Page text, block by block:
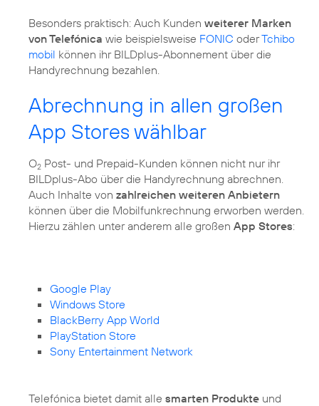
Besonders praktisch: Auch Kunden weiterer Marken
von Telefónica wie beispielsweise FONIC oderTchibo
mobil können ihr BILDplus-Abonnement über die
Handyrechnung bezahlen.
Abrechnung in allen großen
App Stores wählbar
O2 Post- und Prepaid-Kunden können nicht nur ihr
BILDplus-Abo über die Handyrechnung abrechnen.
Auch Inhalte von zahlreichen weiteren Anbietern
können über die Mobilfunkrechnung erworben werden.
Hierzu zählen unter anderem alle großen App Stores:
Google Play
Windows Store
BlackBerry App World
PlayStation Store
Sony Entertainment Network
Telefónica bietet damit alle smarten Produkte und